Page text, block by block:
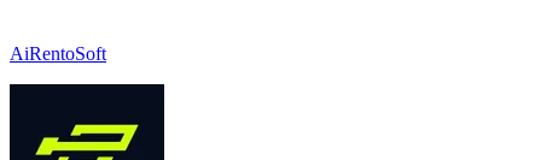
AiRentoSoft